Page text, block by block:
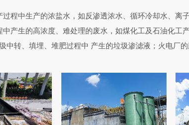
过程中生产的浓盐水，如反渗透浓水、循环冷却水、离
中产生的高浓度、难处理的废水，如煤化工及石油化
中转、填埋、堆肥过程中 产生的垃圾渗滤液；火电厂